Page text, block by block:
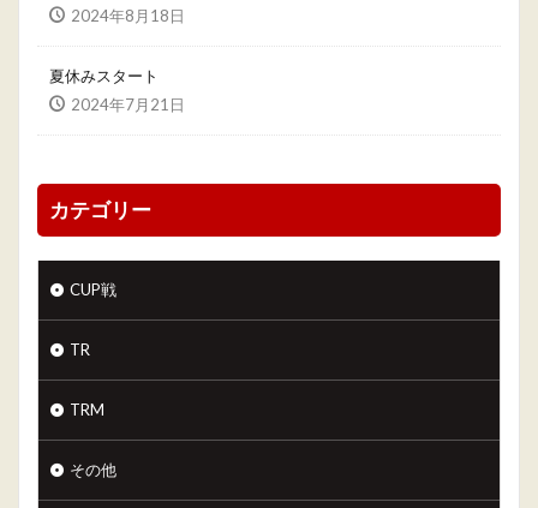
2024年8月18日
夏休みスタート
2024年7月21日
カテゴリー
CUP戦
TR
TRM
その他